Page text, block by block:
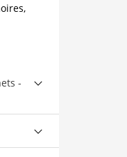
-